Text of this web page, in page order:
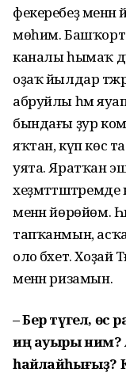
фекеребеҙ менән
мөһим.
каналы һымаҡ
оҙаҡ йылдар
абруйлы һәм
бындағы ҙур
яҡтан, күп көс
уята. Яратҡан
менән йөрөйөм.
тапҡанмын,
оло бәхет. Хоҙай
менән ризамын.
– Бер түгел, өс
иң ауыры
һайлайһығыҙ?